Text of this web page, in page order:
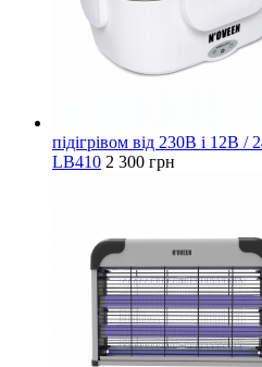
підігрівом від 230В і 12В
LB410 2 300 грн